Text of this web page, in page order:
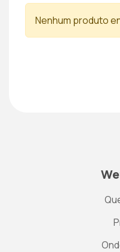
Nenhum produto